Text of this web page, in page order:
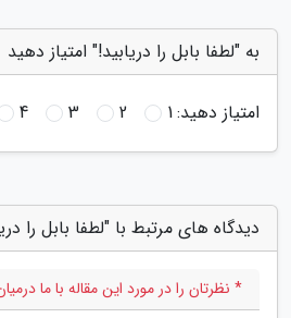
به "لطفا بابل را دریابید!" امتیاز دهید
امتیاز دهید:1
2
3
4
دیدگاه های مرتبط با "لطفا بابل را
* نظرتان را در مورد این مقاله با ما